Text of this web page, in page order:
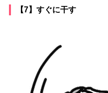
【7】すぐに干す